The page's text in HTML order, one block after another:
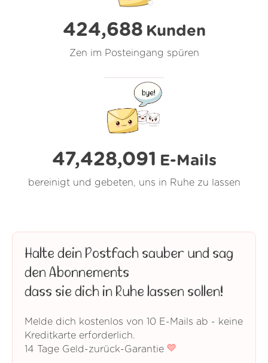
424,688 Kunden
Zen im Posteingang spüren
47,428,093 E-Mails
bereinigt und gebeten, uns in Ruhe zu lassen
Halte dein Postfach sauber und sag
den Abonnements
dass sie dich in Ruhe lassen sollen!
Melde dich kostenlos von 10 E-Mails ab - keine
Kreditkarte erforderlich.
14 Tage Geld-zurück-Garantie